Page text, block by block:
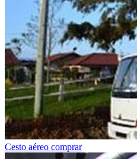
Cesto aéreo comprar